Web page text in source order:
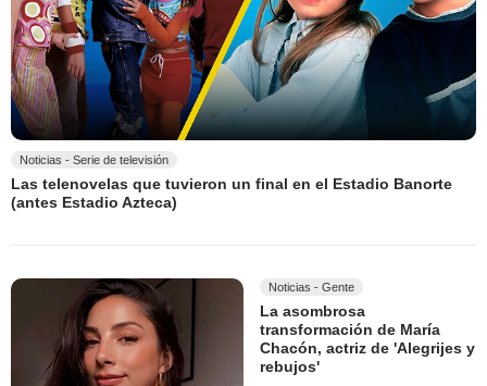
Noticias - Serie de televisión
Las telenovelas que tuvieron un final en el Estadio Banorte
(antes Estadio Azteca)
Noticias - Gente
La asombrosa
transformación de María
Chacón, actriz de 'Alegrijes y
rebujos'